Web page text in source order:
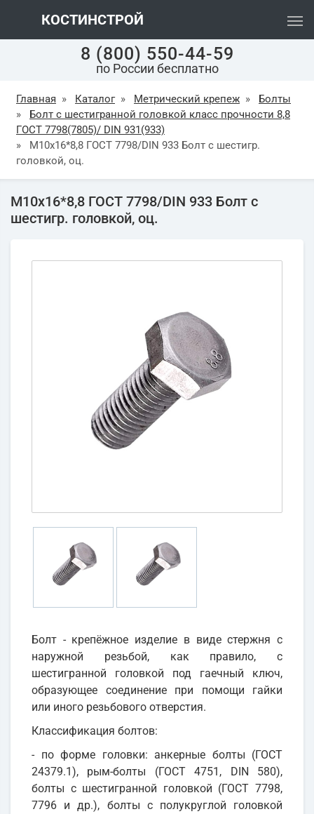
КОСТИНСТРОЙ
8 (800) 550-44-59
по России бесплатно
Главная » Каталог » Метрический крепеж »
Болты
»
Болт с шестигранной головкой класс прочности 8,8
ГОСТ 7798(7805)/ DIN 931(933)
»
М10х16*8,8 ГОСТ 7798/DIN 933 Болт с шестигр.
головкой, оц.
М10х16*8,8 ГОСТ 7798/DIN 933 Болт с
шестигр. головкой, оц.
Болт - крепёжное изделие в виде стержня с
наружной резьбой, как правило, с
шестигранной головкой под гаечный ключ,
образующее соединение при помощи гайки
или иного резьбового отверстия.
Классификация болтов:
- по форме головки: анкерные болты (ГОСТ
24379.1), рым-болты (ГОСТ 4751, DIN 580),
болты с шестигранной головкой (ГОСТ 7798,
7796 и др.), болты с полукруглой головкой